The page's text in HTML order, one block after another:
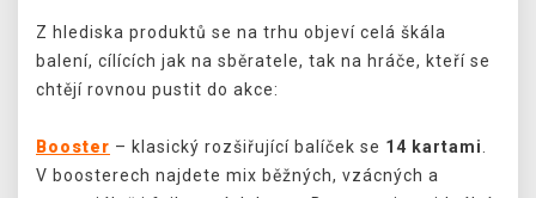
Z hlediska produktů se na trhu objeví celá škála
balení, cílících jak na sběratele, tak na hráče, kteří se
chtějí rovnou pustit do akce:
Booster – klasický rozšiřující balíček se 14 kartami
V boosterech najdete mix běžných, vzácných a